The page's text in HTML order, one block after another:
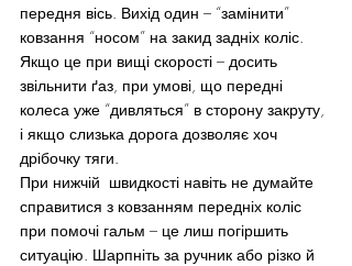
передня вісь. Вихід один – “замінити”
ковзання “носом” на закид задніх коліс.
Якщо це при вищі скорості – досить
звільнити ґаз, при умові, що передні
колеса уже “дивляться” в сторону закруту,
і якщо слизька дорога дозволяє хоч
дрібочку тяги.
При нижчій  швидкості навіть не думайте
справитися з ковзанням передніх коліс
при помочі гальм – це лиш погіршить
ситуацію. Шарпніть за ручник або різко й